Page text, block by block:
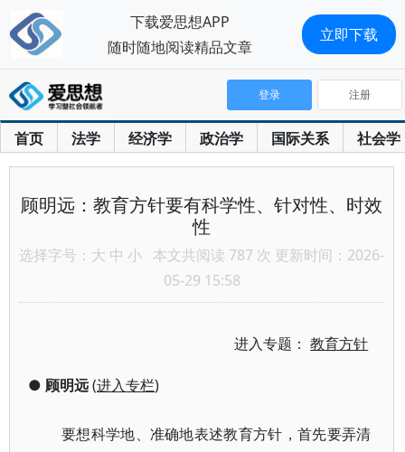
首页 法学 经济学 政治学 国际关系 社会学
登录 注册
顾明远：教育方针要有科学性、针对性、时效
性
选择字号： 大 中 小 本文共阅读 787 次 更新时间：2026-
05-29 15:58
进入专题：教育方针
● 顾明远(进入专栏)
要想科学地、准确地表述教育方针，首先要弄清
下载爱思想APP
随时随地阅读精品文章
立即下载